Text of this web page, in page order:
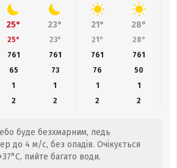
25° 23° 21° 28°
25° 23° 21° 28°
761
761 761 761
65
73 76
50
1
1 1
1
2
2 2 2
буде безхмарним, ледь
до 4 м/с, без опадів. Очікується
пийте багато води.